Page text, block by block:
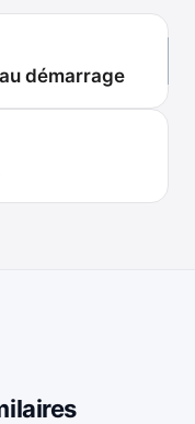
démarrage